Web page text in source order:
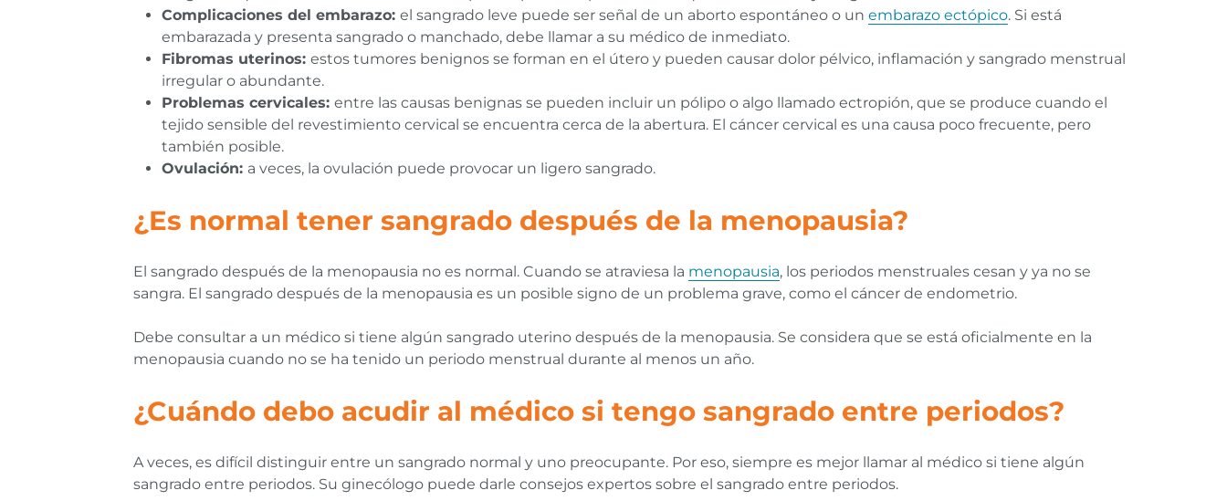
Complicaciones del embarazo: el sangrado leve puede ser señal de un aborto espontáneo o un embarazo ectópico. Si está
embarazada y presenta sangrado o manchado, debe llamar a su médico de inmediato.
Fibromas uterinos: estos tumores benignos se forman en el útero y pueden causar dolor pélvico, inflamación y sangrado menstrual
irregular o abundante.
Problemas cervicales: entre las causas benignas se pueden incluir un pólipo o algo llamado ectropión, que se produce cuando el
tejido sensible del revestimiento cervical se encuentra cerca de la abertura. El cáncer cervical es una causa poco frecuente, pero
también posible.
Ovulación: a veces, la ovulación puede provocar un ligero sangrado.
¿Es normal tener sangrado después de la menopausia?
El sangrado después de la menopausia no es normal. Cuando se atraviesa la menopausia, los periodos menstruales cesan y ya no se
sangra. El sangrado después de la menopausia es un posible signo de un problema grave, como el cáncer de endometrio.
Debe consultar a un médico si tiene algún sangrado uterino después de la menopausia. Se considera que se está oficialmente en la
menopausia cuando no se ha tenido un periodo menstrual durante al menos un año.
¿Cuándo debo acudir al médico si tengo sangrado entre periodos?
A veces, es difícil distinguir entre un sangrado normal y uno preocupante. Por eso, siempre es mejor llamar al médico si tiene algún
sangrado entre periodos. Su ginecólogo puede darle consejos expertos sobre el sangrado entre periodos.